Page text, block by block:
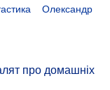
Олександр
про домашніх